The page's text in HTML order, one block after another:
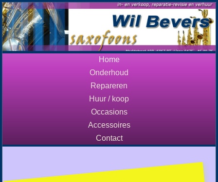
Home
Onderhoud
Repareren
Huur / koop
Occasions
Accessoires
Contact